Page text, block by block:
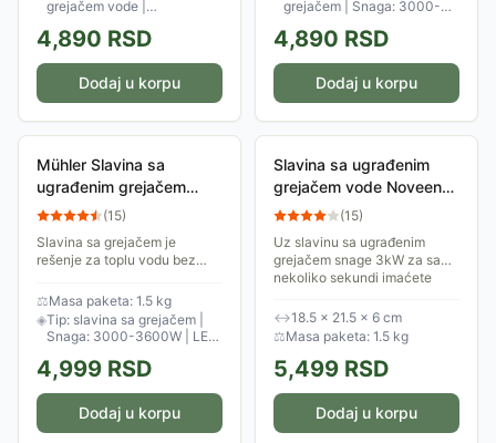
gde je potrebna...
grejačem vode |
Snaga: 3000-3600 W
4,890 RSD
Dodaj u korpu
koji...
grejačem | Snaga: 3000-
60°C
4,890 RSD
Dodaj u korpu
Mühler Slavina sa
ugrađenim grejačem
vode MH7733TDF
(15)
Slavina sa grejačem je
rešenje za toplu vodu bez
podesiva, u rasponu od 30°C
do 60°C. Zahvaljujući LED
displeju, uvek...
⚖Masa paketa: 1.5 kg
◈Tip: slavina sa grejačem |
Snaga: 3000-3600W | LED
4,999 RSD
Dodaj u korpu
Slavina sa ugrađenim
grejačem vode Noveen
IWH460 (15)
Uz slavinu sa ugrađenim
grejačem snage 3kW za samo
nekoliko sekundi imaćete
količinama! Ova slavina može
da zagreje vodu...
↔18.5 × 21.5 × 6 cm
⚖Masa paketa: 1.5 kg
5,499 RSD
Dodaj u korpu